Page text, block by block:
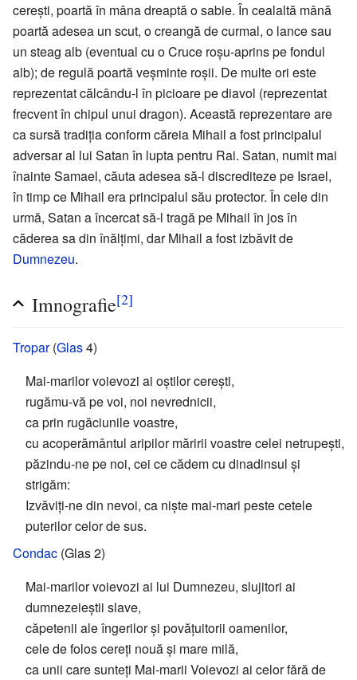
cerești, poartă în mâna dreaptă o sabie. În cealaltă mână
poartă adesea un scut, o creangă de curmal, o lance sau
un steag alb (eventual cu o Cruce roșu-aprins pe fondul
alb); de regulă poartă veșminte roșii. De multe ori este
reprezentat călcându-l în picioare pe diavol (reprezentat
frecvent în chipul unui dragon). Această reprezentare are
ca sursă tradiția conform căreia Mihail a fost principalul
adversar al lui Satan în lupta pentru Rai. Satan, numit mai
înainte Samael, căuta adesea să-l discrediteze pe Israel,
în timp ce Mihail era principalul său protector. În cele din
urmă, Satan a încercat să-l tragă pe Mihail în jos în
căderea sa din înălțimi, dar Mihail a fost izbăvit de
Dumnezeu.
Imnografie[2]
Tropar(Glas4)
Mai-marilor voievozi ai oștilor cerești,
rugămu-vă pe voi, noi nevrednicii,
ca prin rugăciunile voastre,
cu acoperământul aripilor măririi voastre celei netrupești,
păzindu-ne pe noi, cei ce cădem cu dinadinsul și
strigăm:
Izvăviți-ne din nevoi, ca niște mai-mari peste cetele
puterilor celor de sus.
Condac (Glas 2)
Mai-marilor voievozi ai lui Dumnezeu, slujitori ai
dumnezeieștii slave,
căpetenii ale îngerilor și povățuitorii oamenilor,
cele de folos cereți nouă și mare milă,
ca unii care sunteți Mai-marii Voievozi ai celor fără de